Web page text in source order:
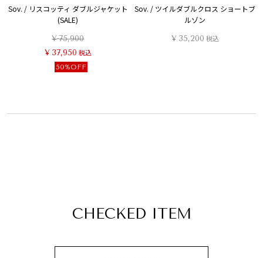
Sov. / リスコッティ ダブルジャケット
(SALE)
¥75,900
¥ 37,950 税込
50%OFF
Sov. / ツイルダブルクロス ショートブ
ルゾン
¥ 35,200 税込
CHECKED ITEM